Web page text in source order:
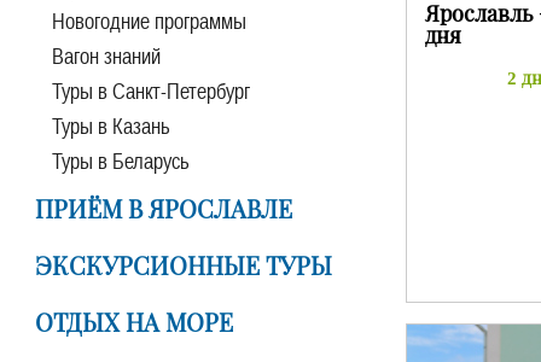
Новогодние программы
Вагон знаний
Туры в Санкт-Петербург
Туры в Казань
Туры в Беларусь
ПРИЁМ В ЯРОСЛАВЛЕ
ЭКСКУРСИОННЫЕ ТУРЫ
ОТДЫХ НА МОРЕ
дня
2